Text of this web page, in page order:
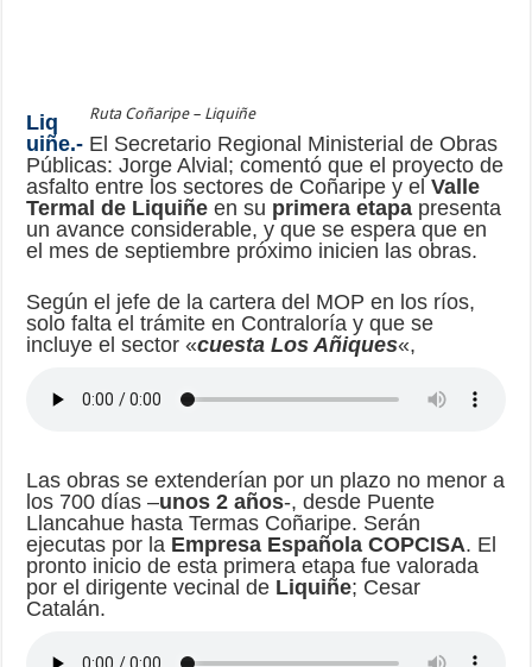
Ruta Coñaripe – Liquiñe
Liq
uiñe.- El Secretario Regional Ministerial de Obras
Públicas: Jorge Alvial; comentó que el proyecto de
asfalto entre los sectores de Coñaripe y elValle
Termal de Liquiñe en su primera etapa presenta
un avance considerable, y que se espera que en
el mes de septiembre próximo inicien las obras.
Según el jefe de la cartera del MOP en los ríos,
solo falta el trámite en Contraloría y que se
incluye el sector «cuesta Los Añiques«,
Las obras se extenderían por un plazo no menor a
los 700 días –unos 2 años-, desde Puente
Llancahue hasta Termas Coñaripe. Serán
ejecutas por la Empresa Española COPCISA. El
pronto inicio de esta primera etapa fue valorada
por el dirigente vecinal de Liquiñe; Cesar
Catalán.